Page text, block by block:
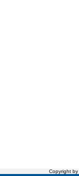
Copyright by